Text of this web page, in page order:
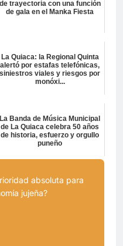
de trayectoria con una función
de gala en el Manka Fiesta
La Quiaca: la Regional Quinta
alertó por estafas telefónicas,
siniestros viales y riesgos por
monóxi...
La Banda de Música Municipal
de La Quiaca celebra 50 años
de historia, esfuerzo y orgullo
puneño
absoluta para
jujeña?